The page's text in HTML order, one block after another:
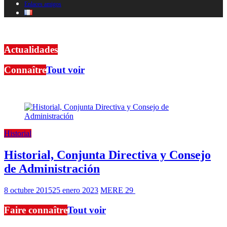
Enlaces amigos
Actualidades
ConnaîtreTout voir
Historial
Historial, Conjunta Directiva y Consejo
de Administración
8 octubre 201525 enero 2023 MERE 29
Faire connaîtreTout voir